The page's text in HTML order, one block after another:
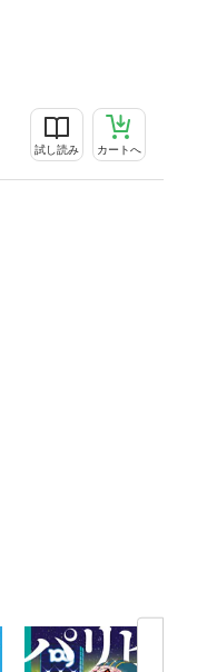
試し読み カートへ